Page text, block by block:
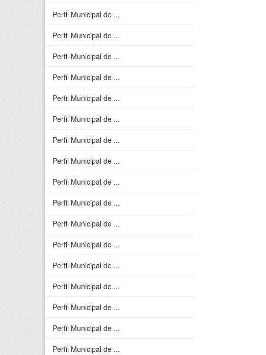
Perfil Municipal de ...
Perfil Municipal de ...
Perfil Municipal de ...
Perfil Municipal de ...
Perfil Municipal de ...
Perfil Municipal de ...
Perfil Municipal de ...
Perfil Municipal de ...
Perfil Municipal de ...
Perfil Municipal de ...
Perfil Municipal de ...
Perfil Municipal de ...
Perfil Municipal de ...
Perfil Municipal de ...
Perfil Municipal de ...
Perfil Municipal de ...
Perfil Municipal de ...